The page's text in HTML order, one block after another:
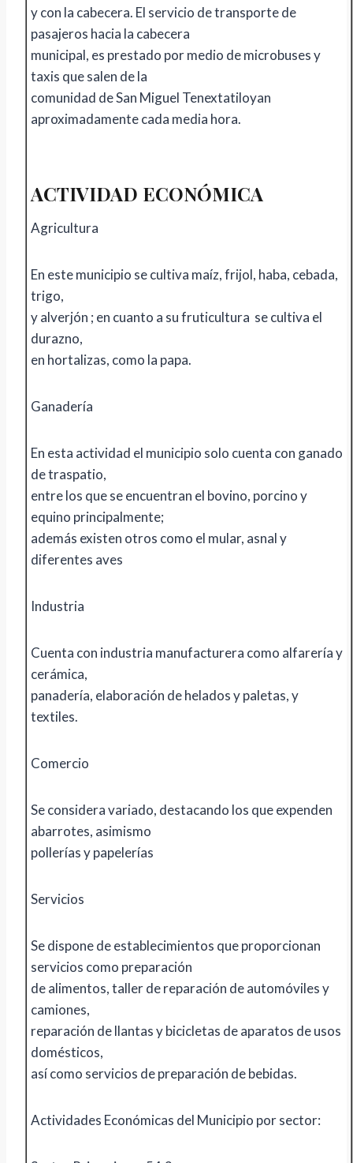
y con la cabecera. El servicio de transporte de
pasajeros hacia la cabecera
municipal, es prestado por medio de microbuses y
taxis que salen de la
comunidad de San Miguel Tenextatiloyan
aproximadamente cada media hora.
ACTIVIDAD ECONÓMICA
Agricultura
En este municipio se cultiva maíz, frijol, haba, cebada,
trigo,
y alverjón ; en cuanto a su fruticultura se cultiva el
durazno,
en hortalizas, como la papa.
Ganadería
En esta actividad el municipio solo cuenta con ganado
de traspatio,
entre los que se encuentran el bovino, porcino y
equino principalmente;
además existen otros como el mular, asnal y
diferentes aves
Industria
Cuenta con industria manufacturera como alfarería y
cerámica,
panadería, elaboración de helados y paletas, y
textiles.
Comercio
Se considera variado, destacando los que expenden
abarrotes, asimismo
pollerías y papelerías
Servicios
Se dispone de establecimientos que proporcionan
servicios como preparación
de alimentos, taller de reparación de automóviles y
camiones,
reparación de llantas y bicicletas de aparatos de usos
domésticos,
así como servicios de preparación de bebidas.
Actividades Económicas del Municipio por sector: